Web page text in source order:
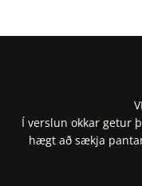
Í verslun okkar getur
hægt að sækja